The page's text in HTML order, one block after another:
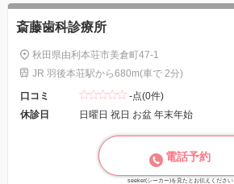
斎藤歯科診療所
秋田県由利本荘市美倉町47-1
JR 羽後本荘駅から680m(車で 2分)
口コミ
-点(0件)
休診日
日曜日 祝日 お盆 年末年始
電話予約
seeker(シーカー)を見たとお伝えください